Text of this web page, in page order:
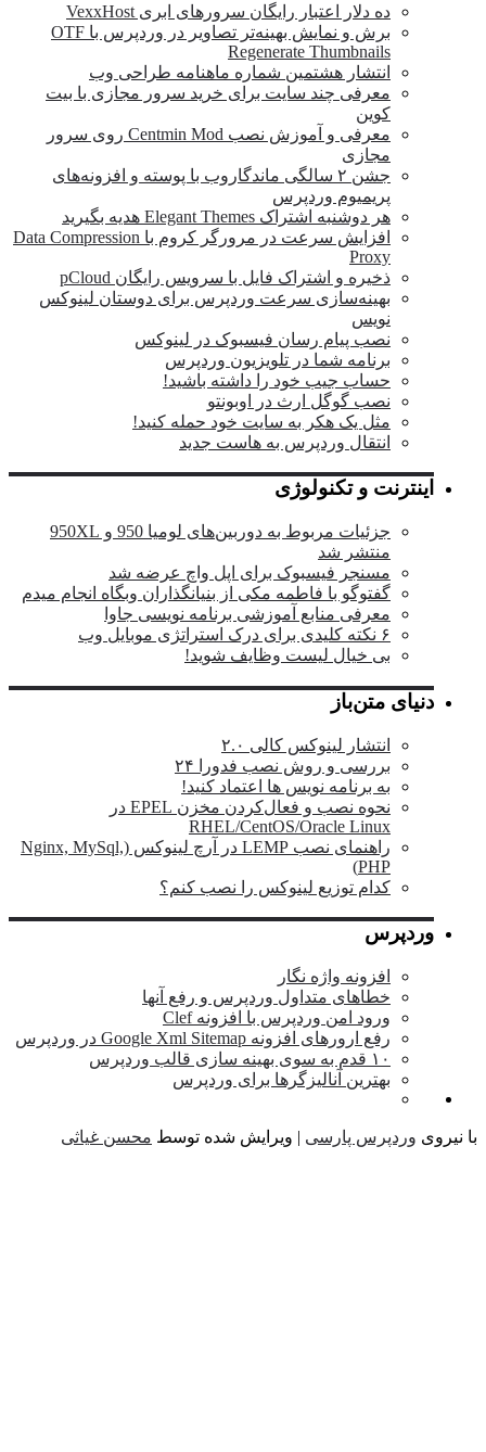
ده دلار اعتبار رایگان سرورهای ابری VexxHost
برش و نمایش بهینه‌تر تصاویر در وردپرس با OTF
Regenerate Thumbnails
انتشار هشتمین شماره ماهنامه طراحی وب
معرفی چند سایت برای خرید سرور مجازی با بیت
کوین
معرفی و آموزش نصب Centmin Mod روی سرور
مجازی
جشن ۲ سالگی ماندگار‌وب با پوسته و افزونه‌های
پریمیوم وردپرس
هر دوشنبه اشتراک Elegant Themes هدیه بگیرید
افزایش سرعت در مرورگر کروم با Data Compression
Proxy
ذخیره و اشتراک فایل با سرویس رایگان pCloud
بهینه‌سازی سرعت وردپرس برای دوستان لینوکس
نویس
نصب پیام رسان فیسبوک در لینوکس
برنامه شما در تلویزیون وردپرس
حساب جیب خود را داشته باشید!
نصب گوگل ارث در اوبونتو
مثل یک هکر به سایت خود حمله کنید!
انتقال وردپرس به هاست جدید
اینترنت و تکنولوژی
جزئیات مربوط به دوربین‌های لومیا 950 و 950XL
منتشر شد
مسنجر فیسبوک برای اپل واچ عرضه شد
گفتوگو با فاطمه مکی از بنیانگذاران وبگاه انجام میدم
معرفی منابع آموزشی برنامه نویسی جاوا
بی خیال لیست وظایف شوید!
دنیای متن‌باز
انتشار لینوکس کالی ۲.۰
بررسی و روش نصب فدورا ۲۴
به برنامه نویس ها اعتماد کنید!
نحوه نصب و فعال‌کردن مخزن EPEL در
RHEL/CentOS/Oracle Linux
راهنمای نصب LEMP در آرچ لینوکس (Nginx, MySql,
PHP)
کدام توزیع لینوکس را نصب کنم؟
وردپرس
افزونه واژه نگار
خطاهای متداول وردپرس و رفع آنها
ورود امن وردپرس با افزونه Clef
رفع ارورهای افزونه Google Xml Sitemap در وردپرس
۱۰ قدم به سوی بهینه سازی قالب وردپرس
بهترین آنالیزگرها برای وردپرس
وردپرس پارسی | ویرایش شده توسطمحسن غیاثی